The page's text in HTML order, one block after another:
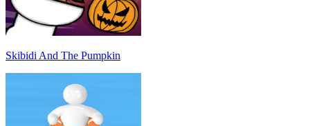
Skibidi And The Pumpkin